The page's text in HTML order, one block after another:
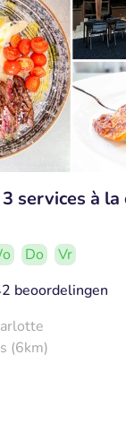
services à la
Do
Vr
beoordelingen
(6km)